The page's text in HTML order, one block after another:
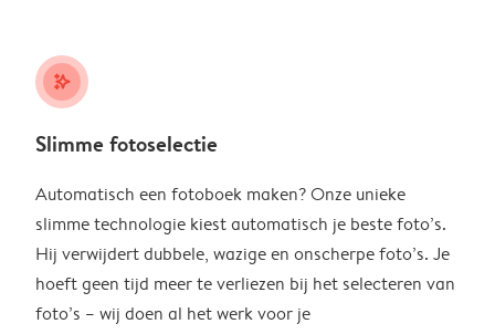
stars_plus
Slimme fotoselectie
Automatisch een fotoboek maken? Onze unieke
slimme technologie kiest automatisch je beste foto’s.
Hij verwijdert dubbele, wazige en onscherpe foto’s. Je
hoeft geen tijd meer te verliezen bij het selecteren van
foto’s – wij doen al het werk voor je